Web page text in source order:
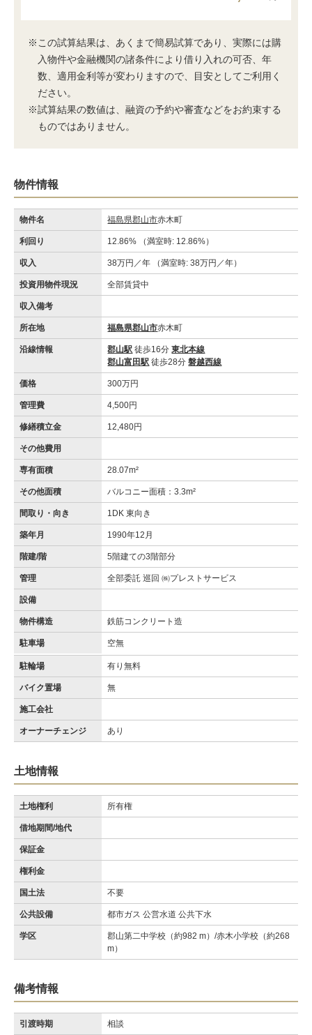
※この試算結果は、あくまで簡易試算であり、実際には購
入物件や金融機関の諸条件により借り入れの可否、年
数、適用金利等が変わりますので、目安としてご利用く
ださい。
※試算結果の数値は、融資の予約や審査などをお約束する
ものではありません。
物件情報
物件名 福島県郡山市赤木町
利回り 12.86% （満室時: 12.86%）
収入 38万円／年 （満室時: 38万円／年）
投資用物件現況 全部賃貸中
収入備考
所在地 福島県郡山市赤木町
沿線情報 郡山駅 徒歩16分東北本線
郡山富田駅 徒歩28分磐越西線
価格 300万円
管理費 4,500円
修繕積立金 12,480円
その他費用
専有面積 28.07m²
その他面積 バルコニー面積：3.3m²
間取り・向き 1DK 東向き
築年月 1990年12月
階建/階 5階建ての3階部分
管理 全部委託 巡回 ㈱プレストサービス
設備
物件構造 鉄筋コンクリート造
駐車場 空無
駐輪場 有り無料
バイク置場 無
施工会社
オーナーチェンジ あり
土地情報
土地権利 所有権
借地期間/地代
保証金
権利金
国土法 不要
公共設備 都市ガス 公営水道 公共下水
学区
郡山第二中学校（約982 m）/赤木小学校（約268
m）
備考情報
引渡時期 相談